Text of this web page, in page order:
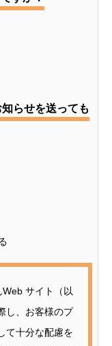
らせを送っても
サイト（以
し、お客様のプ
て十分な配慮を